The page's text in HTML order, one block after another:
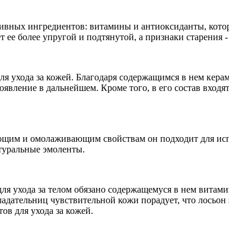
ингредиентов: витамины и антиоксиданты,
более упругой и подтянутой, а признаки старения
ухода за кожей. Благодаря содержащимся в нем
в дальнейшем. Кроме того, в его состав
и омолаживающим свойствам он подходит для
эмоленты.
ухода за телом обязано содержащемуся в нем
чувствительной кожи порадует, что
для ухода за кожей.